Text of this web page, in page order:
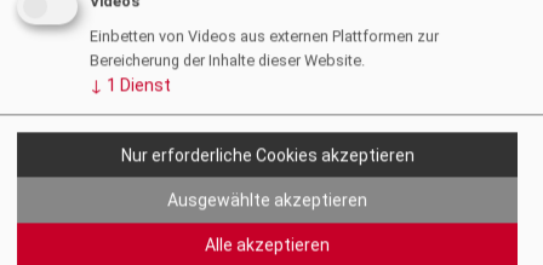
Einbetten von Videos aus externen Plattformen zur
Bereicherung der Inhalte dieser Website.
↓ 1 Dienst
Nur erforderliche Cookies akzeptieren
Ausgewählte akzeptieren
Alle akzeptieren
Neben dem fachlichen Input wurde der Stammtisch auch zur
Vernetzung genutzt und endete schließlich in gemütlicher
Atmosphäre beim allgemeinen Austausch unter Kolleg:innen.
Weitere Informationen zum ZT-new:comer-Team finden Sie